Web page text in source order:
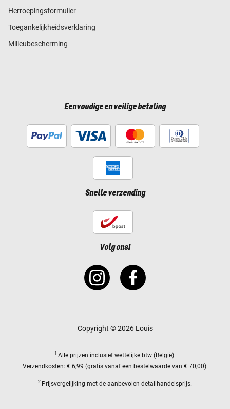
Herroepingsformulier
Toegankelijkheidsverklaring
Milieubescherming
Eenvoudige en veilige betaling
Snelle verzending
Volg ons!
Copyright © 2026 Louis
1 Alle prijzen inclusief wettelijke btw (België).
Verzendkosten: € 6,99 (gratis vanaf een bestelwaarde van € 70,00).
2 Prijsvergelijking met de aanbevolen detailhandelsprijs.